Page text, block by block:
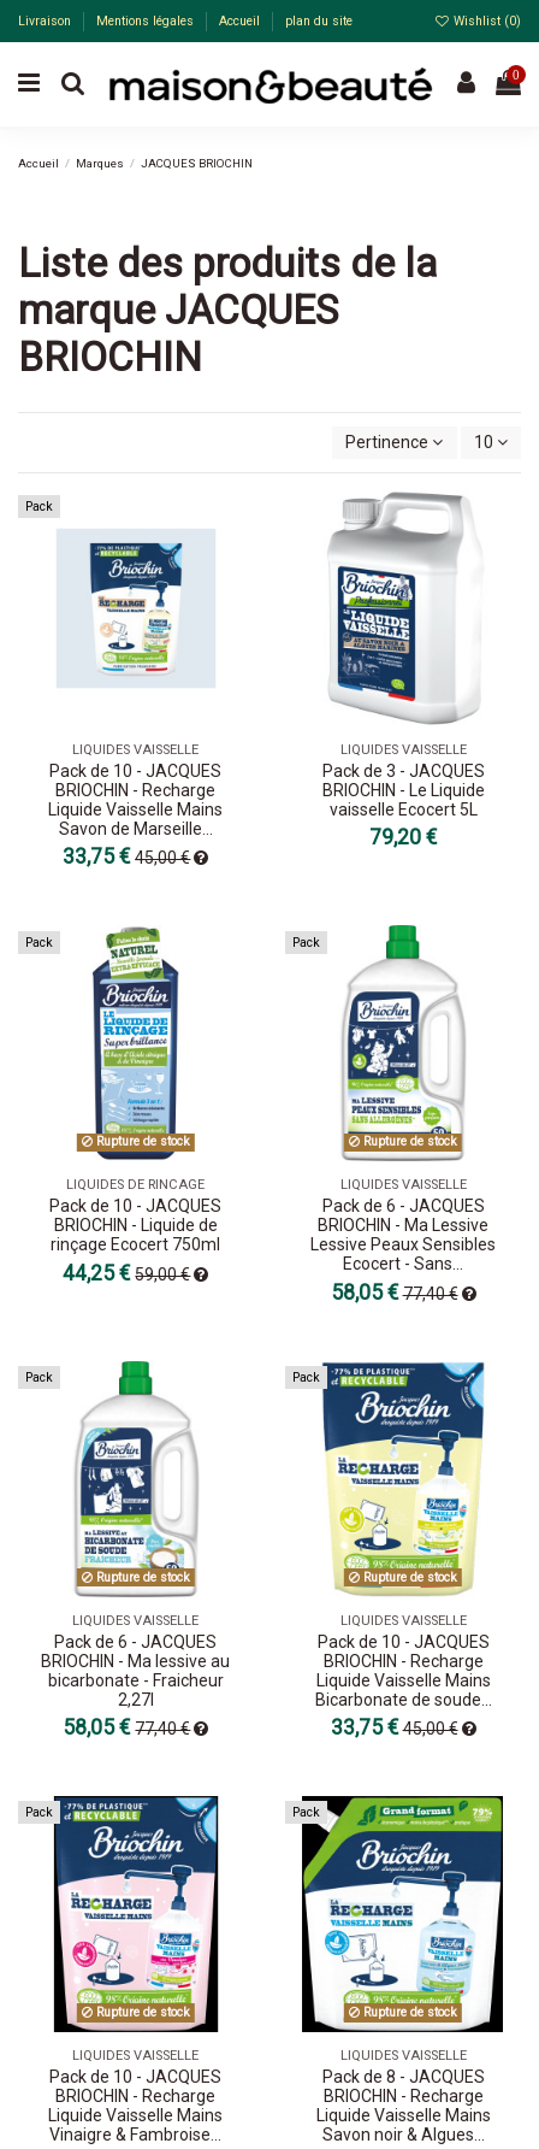
Livraison Mentions légales Accueil plan du site Wishlist (0)
0
Accueil Marques JACQUES BRIOCHIN
Liste des produits de la
marque JACQUES
BRIOCHIN
Pertinence 10
Pack
LIQUIDES VAISSELLE
Pack de 10 - JACQUES
BRIOCHIN - Recharge
Liquide Vaisselle Mains
Savon de Marseille...
33,75 €45,00 €
LIQUIDES VAISSELLE
Pack de 3 - JACQUES
BRIOCHIN - Le Liquide
vaisselle Ecocert 5L
79,20 €
Pack
Rupture de stock
LIQUIDES DE RINCAGE
Pack de 10 - JACQUES
BRIOCHIN - Liquide de
rinçage Ecocert 750ml
44,25 €59,00 €
Pack
Rupture de stock
LIQUIDES VAISSELLE
Pack de 6 - JACQUES
BRIOCHIN - Ma Lessive
Lessive Peaux Sensibles
Ecocert - Sans...
58,05 €77,40 €
Pack
Rupture de stock
LIQUIDES VAISSELLE
Pack de 6 - JACQUES
BRIOCHIN - Ma lessive au
bicarbonate - Fraicheur
2,27l
58,05 €77,40 €
Pack
Rupture de stock
LIQUIDES VAISSELLE
Pack de 10 - JACQUES
BRIOCHIN - Recharge
Liquide Vaisselle Mains
Bicarbonate de soude...
33,75 €45,00 €
Pack
Rupture de stock
LIQUIDES VAISSELLE
Pack de 10 - JACQUES
BRIOCHIN - Recharge
Liquide Vaisselle Mains
Vinaigre & Fambroise...
Pack
Rupture de stock
LIQUIDES VAISSELLE
Pack de 8 - JACQUES
BRIOCHIN - Recharge
Liquide Vaisselle Mains
Savon noir & Algues...